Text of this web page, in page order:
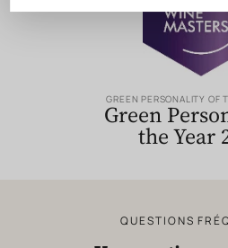
GREEN PERSONALITY OF
Green
the Year
QUESTIONS